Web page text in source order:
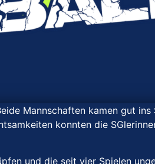
Mannschaften kamen gut
konnten die
und die seit vier Spielen